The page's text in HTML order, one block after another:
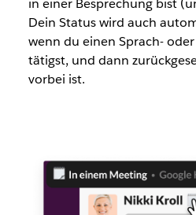
in einer Besprechung bist
Dein Status wird auch
wenn du einen Sprach- oder
tätigst, und dann
vorbei ist.